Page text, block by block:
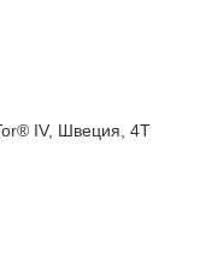
IV, Швеция, 4Т